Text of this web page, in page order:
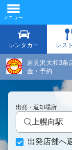
岩見沢大和3条
金・予約
出発・返却場所
上幌向駅
出発店舗へ